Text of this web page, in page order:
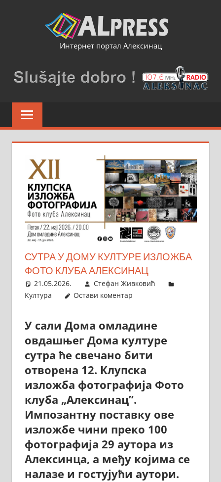
Интернет портал Алексинац
СУТРА У ДОМУ КУЛТУРЕ ИЗЛОЖБА
ФОТО КЛУБА АЛЕКСИНАЦ
21.05.2026.
Стефан Живковић
Култура
Остави коментар
У сали Дома омладине
овдашњег Дома културе
сутра ће свечано бити
отворена 12. Клупска
изложба фотографија Фото
клуба „Алексинац”.
Импозантну поставку ове
изложбе чини преко 100
фотографија 29 аутора из
Алексинца, а међу којима се
налазе и гостујући аутори.